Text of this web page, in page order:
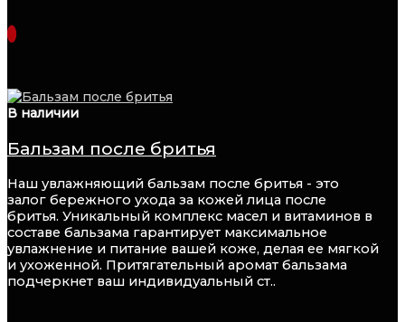
В наличии
Бальзам после бритья
Наш увлажняющий бальзам после бритья - это
залог бережного ухода за кожей лица после
бритья. Уникальный комплекс масел и витаминов в
составе бальзама гарантирует максимальное
увлажнение и питание вашей коже, делая ее мягкой
и ухоженной. Притягательный аромат бальзама
подчеркнет ваш индивидуальный ст..